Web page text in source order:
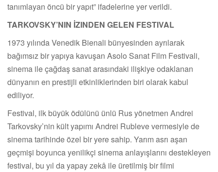
tanımlayan öncü bir yapıt” ifadelerine yer verildi.
TARKOVSKY’NIN İZINDEN GELEN FESTIVAL
1973 yılında Venedik Bienali bünyesinden ayrılarak
bağımsız bir yapıya kavuşan Asolo Sanat Film Festivali,
sinema ile çağdaş sanat arasındaki ilişkiye odaklanan
dünyanın en prestijli etkinliklerinden biri olarak kabul
ediliyor.
Festival, ilk büyük ödülünü ünlü Rus yönetmen Andrei
Tarkovsky’nin kült yapımı Andrei Rubleve vermesiyle de
sinema tarihinde özel bir yere sahip. Yarım asrı aşan
geçmişi boyunca yenilikçi sinema anlayışlarını destekleyen
festival, bu yıl da yapay zekâ ile üretilmiş bir filmi